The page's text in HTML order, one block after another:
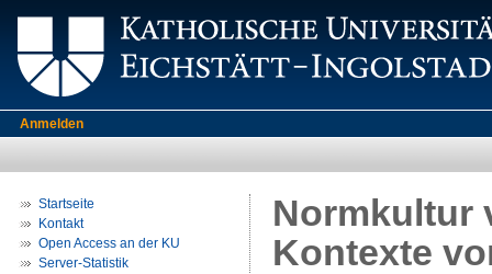
Anmelden
Startseite
Kontakt
Open Access an der KU
Server-Statistik
Normkultur
Kontexte